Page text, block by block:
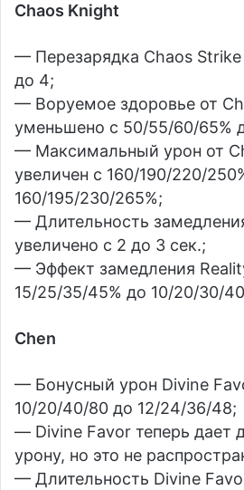
Chaos Knight
— Перезарядка Chaos
до 4;
— Воруемое здоровье от
уменьшено с 50/55/60/65%
— Максимальный урон от
увеличен с 160/190/220/
160/195/230/265%;
— Длительность
увеличено с 2 до 3 сек.;
— Эффект замедления
15/25/35/45% до 10/20/30/
Chen
— Бонусный урон Divine
10/20/40/80 до 12/24/36/48;
— Divine Favor теперь дает
урону, но это не
— Длительность Divine